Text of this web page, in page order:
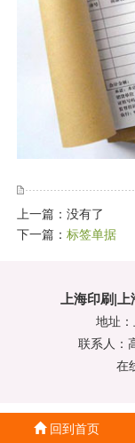
上一篇：没有了
下一篇： 标签单据
上海印刷|上
地址
联系人：
在
回到首页